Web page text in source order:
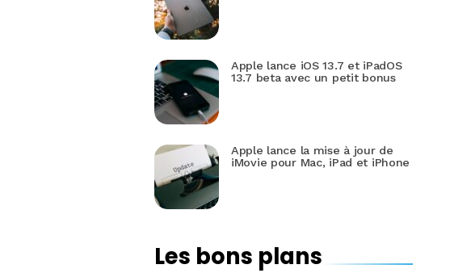
Apple lance iOS 13.7 et iPadOS
13.7 beta avec un petit bonus
Apple lance la mise à jour de
iMovie pour Mac, iPad et iPhone
Les bons plans